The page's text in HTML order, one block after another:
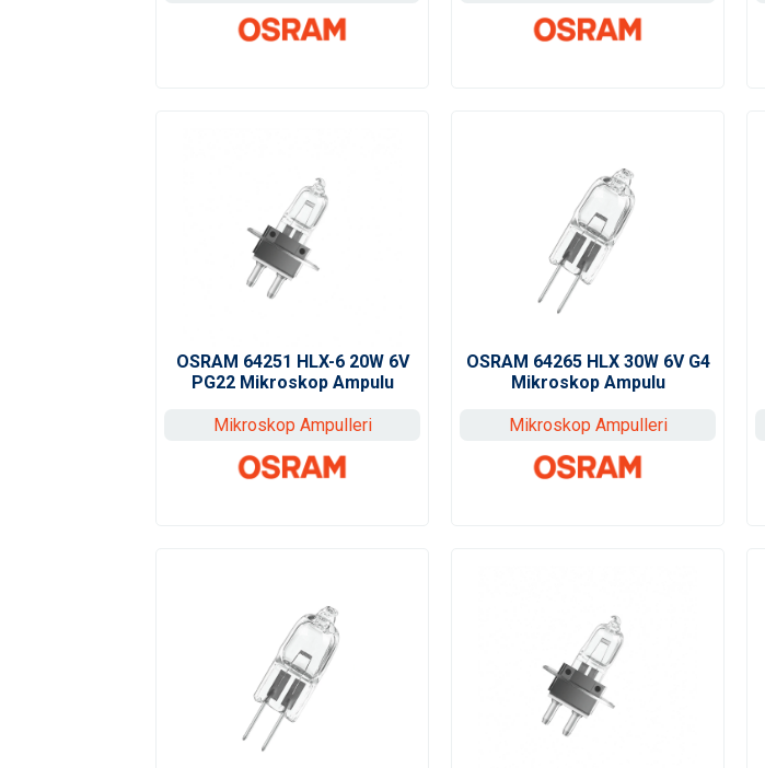
OSRAM 64251 HLX-6 20W 6V
PG22 Mikroskop Ampulu
Mikroskop Ampulleri
OSRAM 64265 HLX 30W 6V G4
Mikroskop Ampulu
Mikroskop Ampulleri